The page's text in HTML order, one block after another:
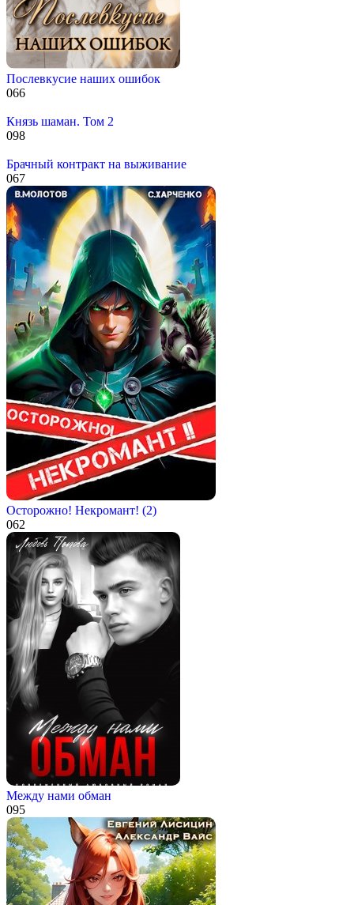
Послевкусие наших ошибок
066
Князь шаман. Том 2
098
Брачный контракт на выживание
067
Осторожно! Некромант! (2)
062
Между нами обман
095